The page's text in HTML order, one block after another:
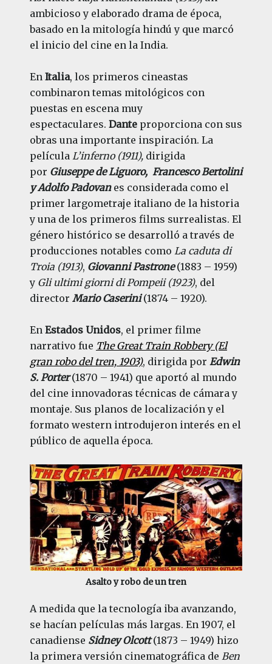
ambicioso y elaborado drama de época,
basado en la mitología hindú y que marcó
el inicio del cine en la India.
En Italia, los primeros cineastas
combinaron temas mitológicos con
puestas en escena muy
espectaculares. Danteproporciona con sus
obras una importante inspiración. La
película L’inferno (1911), dirigida
por Giuseppe de Liguoro, Francesco Bertolini
y Adolfo Padovanes considerada como el
primer largometraje italiano de la historia
y una de los primeros films surrealistas. El
género histórico se desarrolló a través de
producciones notables como La caduta di
Troia (1913), Giovanni Pastrone(1883 – 1959)
y Gli ultimi giorni di Pompeii (1923), del
director Mario Caserini(1874 – 1920).
En Estados Unidos, el primer filme
narrativo fue The Great Train Robbery (El
gran robo del tren, 1903), dirigida por Edwin
S. Porter(1870 – 1941) que aportó al mundo
del cine innovadoras técnicas de cámara y
montaje. Sus planos de localización y el
formato western introdujeron interés en el
público de aquella época.
Asalto y robo de un tren
A medida que la tecnología iba avanzando,
se hacían películas más largas. En 1907, el
canadiense Sidney Olcott(1873 – 1949) hizo
la primera versión cinematográfica de Ben